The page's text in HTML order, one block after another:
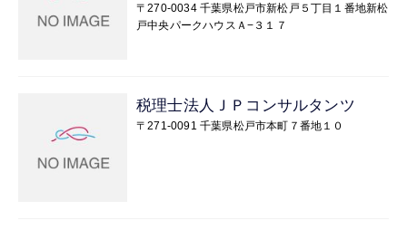
〒270-0034 千葉県松戸市新松戸５丁目１番地新松
戸中央パークハウスＡ−３１７
税理士法人ＪＰコンサルタンツ
〒271-0091 千葉県松戸市本町７番地１０